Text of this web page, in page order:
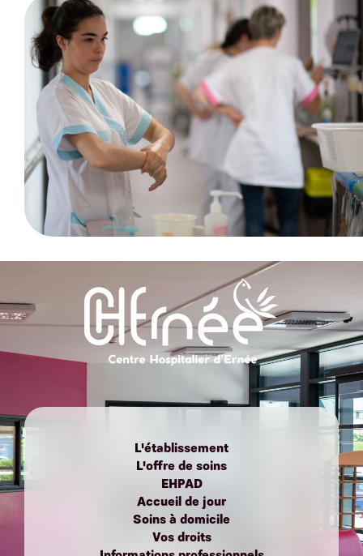
L'établissement
L'offre de soins
EHPAD
Accueil de jour
Soins à domicile
Vos droits